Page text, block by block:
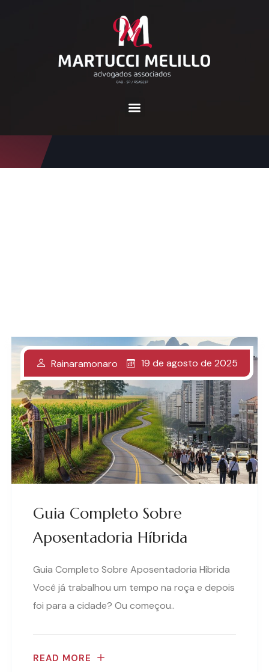
aposentadoria híbrid
a
Guia Completo Sobre
Aposentadoria Híbrida
Rainaramonaro 19 de agosto de 2025
Guia Completo Sobre Aposentadoria Híbrida
Você já trabalhou um tempo na roça e depois
foi para a cidade? Ou começou..
READ MORE